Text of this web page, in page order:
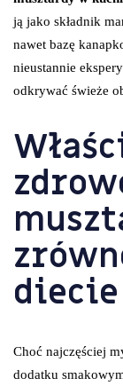
ją jako składnik
nawet bazę
nieustannie
odkrywać świeże
diecie
Choć najczęściej
dodatku